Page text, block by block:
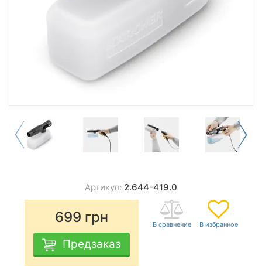
Артикул: 2.644-419.0
699 грн
Предзаказ